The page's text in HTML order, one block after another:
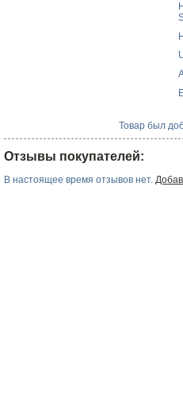
Товар был
Отзывы покупателей:
В настоящее время отзывов нет.